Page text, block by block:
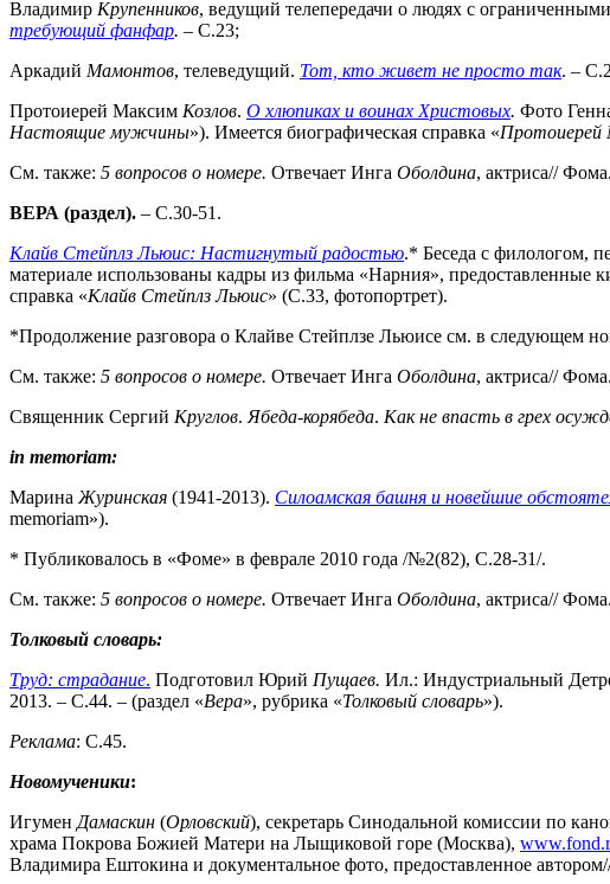
Владимир Крупенников, ведущий телепередачи о людях с
требующий фанфар. – С.23;
Аркадий Мамонтов, телеведущий. Тот, кто живет не просто так. –
Протоиерей Максим Козлов. О хлюпиках и воинах Христовых. Фото
Настоящие мужчины»). Имеется биографическая справка «Протоиерей
См. также: 5 вопросов о номере. Отвечает Инга Оболдина, актриса//
ВЕРА (раздел). – С.30-51.
Клайв Стейплз Льюис: Настигнутый радостью.* Беседа с филологом,
материале использованы кадры из фильма «Нарния»,
справка «Клайв Стейплз Льюис» (С.33, фотопортрет).
*Продолжение разговора о Клайве Стейплзе Льюисе см. в следующем
См. также: 5 вопросов о номере. Отвечает Инга Оболдина, актриса//
Священник Сергий Круглов. Ябеда-корябеда. Как не впасть в грех
in memoriam:
Марина Журинская (1941-2013). Силоамская башня и новейшие
memoriam»).
* Публиковалось в «Фоме» в феврале 2010 года /№2(82), С.28-31/.
См. также: 5 вопросов о номере. Отвечает Инга Оболдина, актриса//
Толковый словарь:
Труд: страдание. Подготовил Юрий Пущаев. Ил.: Индустриальный
2013. – С.44. – (раздел «Вера», рубрика «Толковый словарь»).
Реклама: С.45.
Новомученики:
Игумен Дамаскин (Орловский), секретарь Синодальной комиссии по
храма Покрова Божией Матери на Лыщиковой горе (Москва),
Владимира Ештокина и документальное фото, предоставленное